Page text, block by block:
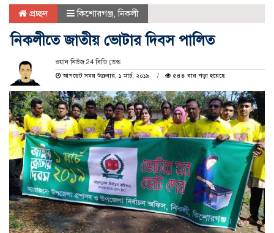
প্রচ্ছদ কিশোরগঞ্জ,নিকলী
নিকলীতে জাতীয় ভোটার দিবস পালিত
ওয়ান নিউজ 24 বিডি ডেস্ক
আপডেট সময় শুক্রবার, ১ মার্চ, ২০১৯
৫৪৪ বার পড়া হয়েছে